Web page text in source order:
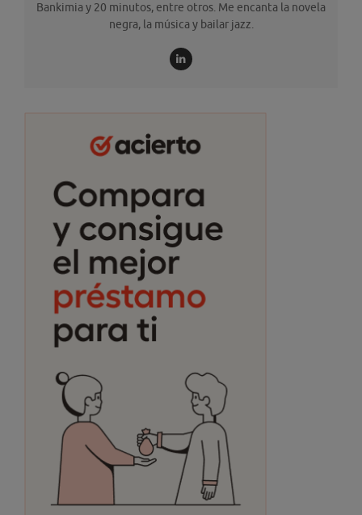
Bankimia y 20 minutos, entre otros. Me encanta la novela
negra, la música y bailar jazz.